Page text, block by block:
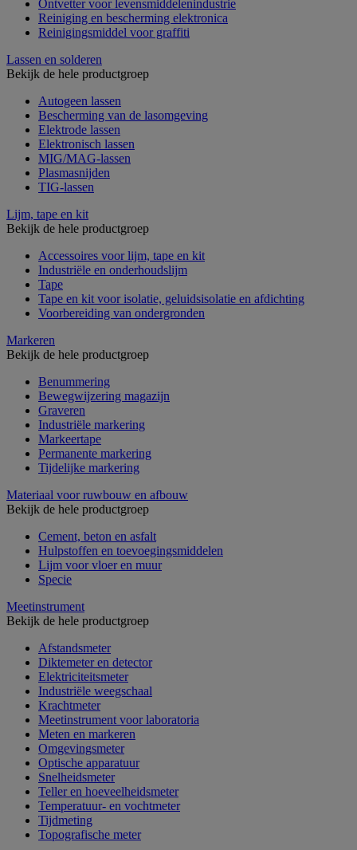
Ontvetter voor levensmiddelenindustrie
Reiniging en bescherming elektronica
Reinigingsmiddel voor graffiti
Lassen en solderen
Bekijk de hele productgroep
Autogeen lassen
Bescherming van de lasomgeving
Elektrode lassen
Elektronisch lassen
MIG/MAG-lassen
Plasmasnijden
TIG-lassen
Lijm, tape en kit
Bekijk de hele productgroep
Accessoires voor lijm, tape en kit
Industriële en onderhoudslijm
Tape
Tape en kit voor isolatie, geluidsisolatie en afdichting
Voorbereiding van ondergronden
Markeren
Bekijk de hele productgroep
Benummering
Bewegwijzering magazijn
Graveren
Industriële markering
Markeertape
Permanente markering
Tijdelijke markering
Materiaal voor ruwbouw en afbouw
Bekijk de hele productgroep
Cement, beton en asfalt
Hulpstoffen en toevoegingsmiddelen
Lijm voor vloer en muur
Specie
Meetinstrument
Bekijk de hele productgroep
Afstandsmeter
Diktemeter en detector
Elektriciteitsmeter
Industriële weegschaal
Krachtmeter
Meetinstrument voor laboratoria
Meten en markeren
Omgevingsmeter
Optische apparatuur
Snelheidsmeter
Teller en hoeveelheidsmeter
Temperatuur- en vochtmeter
Tijdmeting
Topografische meter